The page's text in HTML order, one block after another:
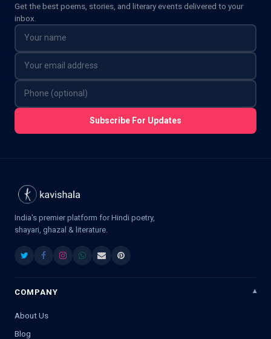
Get the best poems, stories, and literary events delivered to your
inbox.
Subscribe For Updates
India's premier platform for Hindi poetry,
shayari, ghazal & literature.
COMPANY
About Us
Blog